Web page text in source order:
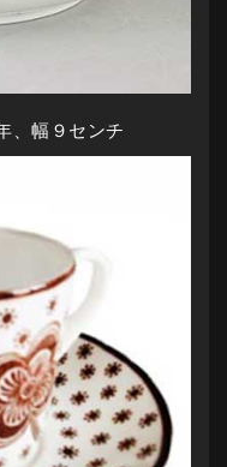
、幅９センチ